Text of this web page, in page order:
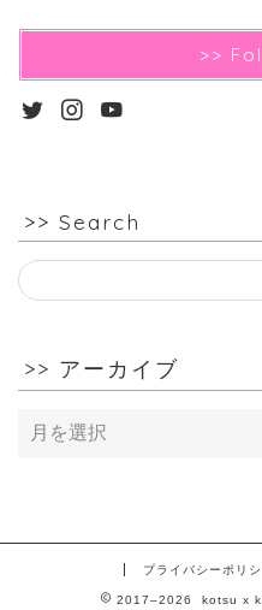
>>
>> Search
>> アーカイブ
ア
ブ
プライバシーポリシ
2017–2026 kotsu x